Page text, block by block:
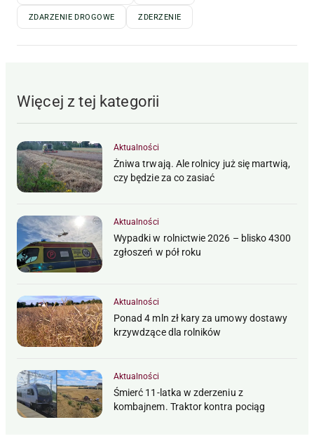
ZDARZENIE DROGOWE ZDERZENIE
Więcej z tej kategorii
Aktualności
Żniwa trwają. Ale rolnicy już się martwią,
czy będzie za co zasiać
Aktualności
Wypadki w rolnictwie 2026 – blisko 4300
zgłoszeń w pół roku
Aktualności
Ponad 4 mln zł kary za umowy dostawy
krzywdzące dla rolników
Aktualności
Śmierć 11-latka w zderzeniu z
kombajnem. Traktor kontra pociąg